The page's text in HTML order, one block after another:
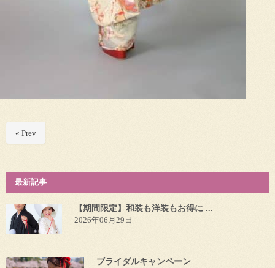
« Prev
最新記事
【期間限定】和装も洋装もお得に ...
2026年06月29日
ブライダルキャンペーン